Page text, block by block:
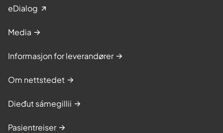
eDialog
Media
Informasjon for leverandører
Om nettstedet
Dieđut sámegillii
Pasientreiser